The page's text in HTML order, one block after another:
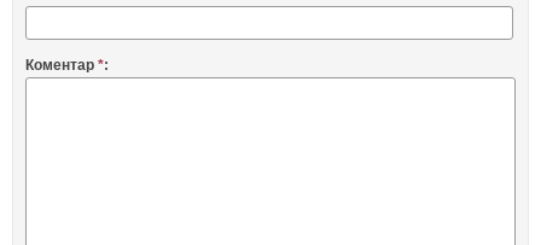
Коментар *: